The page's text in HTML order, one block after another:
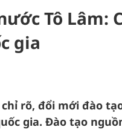
Tô Lâm:
gia
rõ, đổi mới đào
gia. Đào tạo